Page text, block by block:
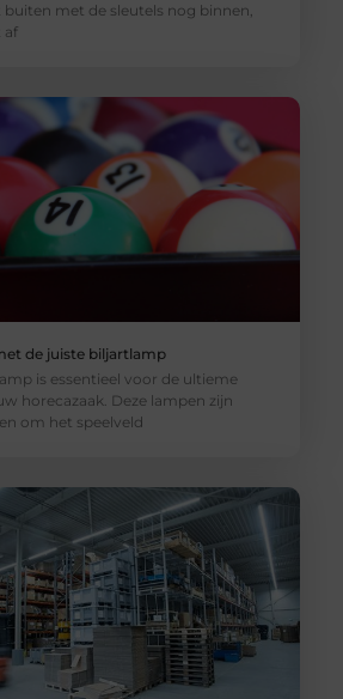
met de sleutels nog binnen,
af
de juiste biljartlamp
is essentieel voor de ultieme
horecazaak. Deze lampen zijn
om het speelveld